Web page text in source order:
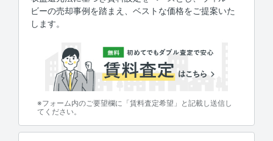
ビーの売却事例を踏まえ、ベストな価格をご提案いた
します。
※フォーム内のご要望欄に「賃料査定希望」と記載し送信し
てください。